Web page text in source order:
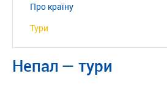
Про країну
Тури
Непал — тури